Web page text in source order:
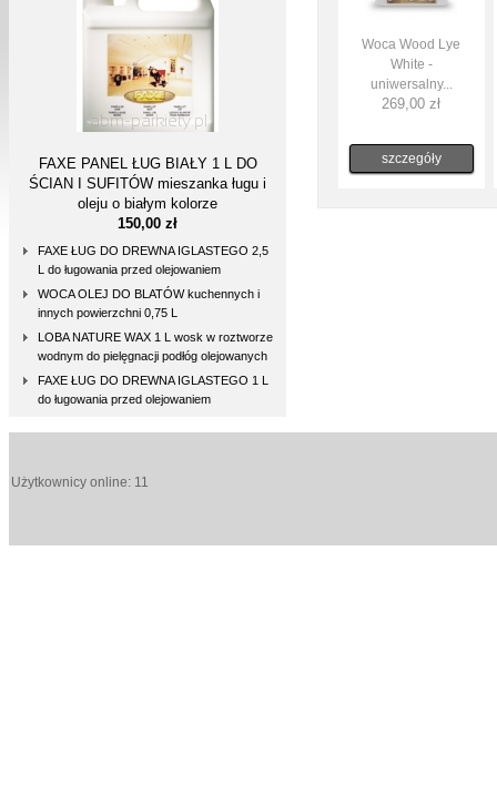
FAXE PANEL ŁUG BIAŁY 1 L DO
ŚCIAN I SUFITÓW mieszanka ługu i
oleju o białym kolorze
150,00 zł
FAXE ŁUG DO DREWNA IGLASTEGO 2,5
L do ługowania przed olejowaniem
WOCA OLEJ DO BLATÓW kuchennych i
innych powierzchni 0,75 L
LOBA NATURE WAX 1 L wosk w roztworze
wodnym do pielęgnacji podłóg olejowanych
FAXE ŁUG DO DREWNA IGLASTEGO 1 L
do ługowania przed olejowaniem
Woca Wood Lye
White -
uniwersalny...
269,00 zł
szczegóły
Użytkownicy online: 11